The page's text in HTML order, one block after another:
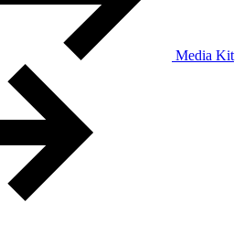
Media Kit